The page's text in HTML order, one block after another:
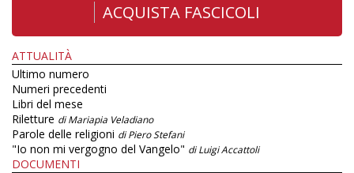
ACQUISTA FASCICOLI
ATTUALITÀ
Ultimo numero
Numeri precedenti
Libri del mese
Riletture di Mariapia Veladiano
Parole delle religioni di Piero Stefani
"Io non mi vergogno del Vangelo" di Luigi Accattoli
DOCUMENTI